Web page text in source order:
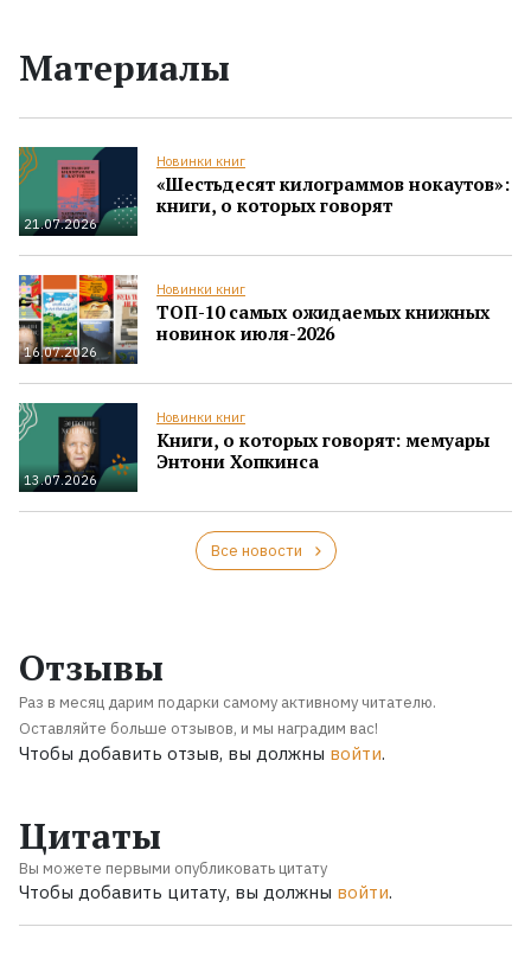
Материалы
21.07.2026
Новинки книг
«Шестьдесят килограммов нокаутов»:
книги, о которых говорят
16.07.2026
Новинки книг
ТОП-10 самых ожидаемых книжных
новинок июля-2026
13.07.2026
Новинки книг
Книги, о которых говорят: мемуары
Энтони Хопкинса
Все новости
Отзывы
Раз в месяц дарим подарки самому активному читателю.
Оставляйте больше отзывов, и мы наградим вас!
Чтобы добавить отзыв, вы должны войти.
Цитаты
Вы можете первыми опубликовать цитату
Чтобы добавить цитату, вы должны войти.